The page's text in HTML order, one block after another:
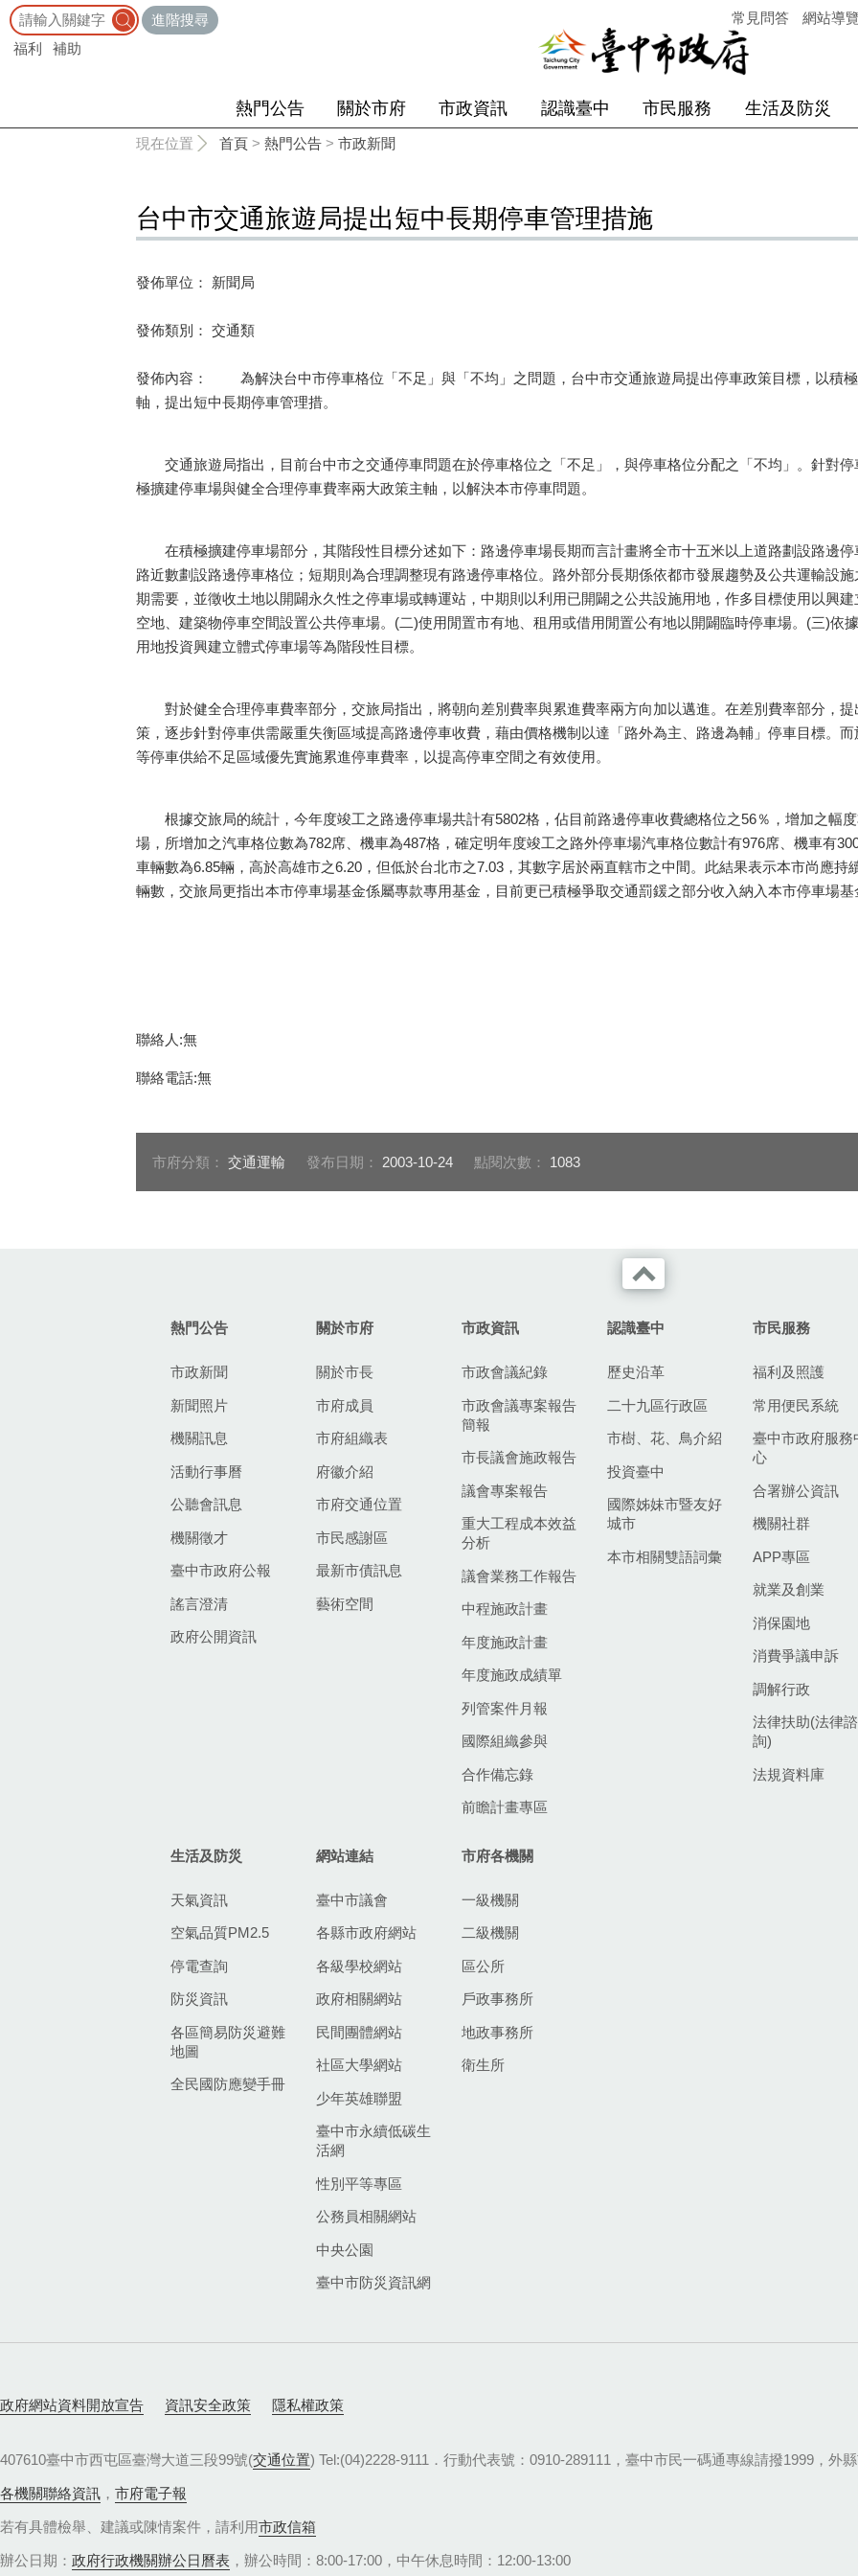
進階搜尋
福利
補助
常見問答 網站導
熱門公告 關於市府 市政資訊 認識臺中 市民服務 生活及防災
現在位置 首頁 > 熱門公告 > 市政新聞
台中市交通旅遊局提出短中長期停車管理措施
發佈單位： 新聞局
發佈類別： 交通類
發佈內容： 為解決台中市停車格位「不足」與「不均」之問題，台中市交通旅遊局提出停車政策目標，以積
軸，提出短中長期停車管理措。
交通旅遊局指出，目前台中市之交通停車問題在於停車格位之「不足」，與停車格位分配之「不均」。針對停
極擴建停車場與健全合理停車費率兩大政策主軸，以解決本市停車問題。
在積極擴建停車場部分，其階段性目標分述如下：路邊停車場長期而言計畫將全市十五米以上道路劃設路邊停
路近數劃設路邊停車格位；短期則為合理調整現有路邊停車格位。路外部分長期係依都市發展趨勢及公共運輸設
期需要，並徵收土地以開闢永久性之停車場或轉運站，中期則以利用已開闢之公共設施用地，作多目標使用以興
空地、建築物停車空間設置公共停車場。(二)使用閒置市有地、租用或借用閒置公有地以開闢臨時停車場。(三)依
用地投資興建立體式停車場等為階段性目標。
對於健全合理停車費率部分，交旅局指出，將朝向差別費率與累進費率兩方向加以邁進。在差別費率部分，提
策，逐步針對停車供需嚴重失衡區域提高路邊停車收費，藉由價格機制以達「路外為主、路邊為輔」停車目標。
等停車供給不足區域優先實施累進停車費率，以提高停車空間之有效使用。
根據交旅局的統計，今年度竣工之路邊停車場共計有5802格，佔目前路邊停車收費總格位之56％，增加之幅
場，所增加之汽車格位數為782席、機車為487格，確定明年度竣工之路外停車場汽車格位數計有976席、機車有
車輛數為6.85輛，高於高雄市之6.20，但低於台北市之7.03，其數字居於兩直轄市之中間。此結果表示本市尚應
輛數，交旅局更指出本市停車場基金係屬專款專用基金，目前更已積極爭取交通罰鍰之部分收入納入本市停車場
聯絡人:無
聯絡電話:無
市府分類： 交通運輸 發布日期： 2003-10-24 點閱次數： 1083
熱門公告
市政新聞
新聞照片
機關訊息
活動行事曆
公聽會訊息
機關徵才
臺中市政府公報
謠言澄清
政府公開資訊
關於市府
關於市長
市府成員
市府組織表
府徽介紹
市府交通位置
市民感謝區
最新市債訊息
藝術空間
市政資訊
市政會議紀錄
市政會議專案報告
簡報
市長議會施政報告
議會專案報告
重大工程成本效益
分析
議會業務工作報告
中程施政計畫
年度施政計畫
年度施政成績單
列管案件月報
國際組織參與
合作備忘錄
前瞻計畫專區
認識臺中
歷史沿革
二十九區行政區
市樹、花、鳥介紹
投資臺中
國際姊妹市暨友好
城市
本市相關雙語詞彙
市民服務
福利及照護
常用便民系統
臺中市政府服務
心
合署辦公資訊
機關社群
APP專區
就業及創業
消保園地
消費爭議申訴
調解行政
法律扶助(法律諮
詢)
法規資料庫
生活及防災
天氣資訊
空氣品質PM2.5
停電查詢
防災資訊
各區簡易防災避難
地圖
全民國防應變手冊
網站連結
臺中市議會
各縣市政府網站
各級學校網站
政府相關網站
民間團體網站
社區大學網站
少年英雄聯盟
臺中市永續低碳生
活網
性別平等專區
公務員相關網站
中央公園
臺中市防災資訊網
市府各機關
一級機關
二級機關
區公所
戶政事務所
地政事務所
衛生所
政府網站資料開放宣告 資訊安全政策 隱私權政策
407610臺中市西屯區臺灣大道三段99號(交通位置) Tel:(04)2228-9111．行動代表號：0910-289111，臺中市民一碼通專線請撥1999，外
各機關聯絡資訊 ， 市府電子報
若有具體檢舉、建議或陳情案件，請利用市政信箱
辦公日期： 政府行政機關辦公日曆表 ，辦公時間：8:00-17:00，中午休息時間：12:00-13:00